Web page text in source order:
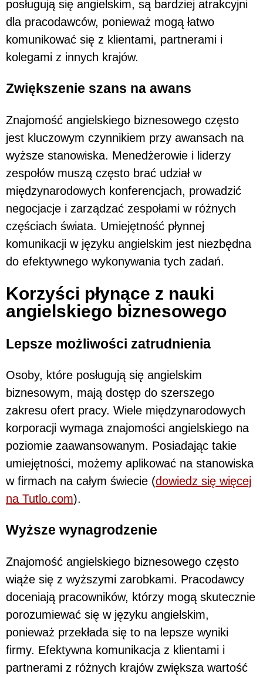
posługują się angielskim, są bardziej atrakcyjni
dla pracodawców, ponieważ mogą łatwo
komunikować się z klientami, partnerami i
kolegami z innych krajów.
Zwiększenie szans na awans
Znajomość angielskiego biznesowego często
jest kluczowym czynnikiem przy awansach na
wyższe stanowiska. Menedżerowie i liderzy
zespołów muszą często brać udział w
międzynarodowych konferencjach, prowadzić
negocjacje i zarządzać zespołami w różnych
częściach świata. Umiejętność płynnej
komunikacji w języku angielskim jest niezbędna
do efektywnego wykonywania tych zadań.
Korzyści płynące z nauki
angielskiego biznesowego
Lepsze możliwości zatrudnienia
Osoby, które posługują się angielskim
biznesowym, mają dostęp do szerszego
zakresu ofert pracy. Wiele międzynarodowych
korporacji wymaga znajomości angielskiego na
poziomie zaawansowanym. Posiadając takie
umiejętności, możemy aplikować na stanowiska
w firmach na całym świecie (dowiedz się więcej
na Tutlo.com).
Wyższe wynagrodzenie
Znajomość angielskiego biznesowego często
wiąże się z wyższymi zarobkami. Pracodawcy
doceniają pracowników, którzy mogą skutecznie
porozumiewać się w języku angielskim,
ponieważ przekłada się to na lepsze wyniki
firmy. Efektywna komunikacja z klientami i
partnerami z różnych krajów zwiększa wartość